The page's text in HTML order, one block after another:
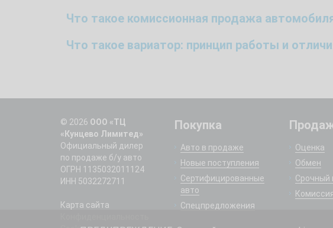
Что такое комиссионная продажа
Что такое вариатор: принцип работы и
© 2026 ООО «ТЦ
«Кунцево Лимитед»
Официальный дилер
по продаже б/у авто
ОГРН 1135032011124
ИНН 5032272711
Карта сайта
Покупка
Авто в продаже
Новые поступления
Сертифицированные
авто
Спецпредложения
Оценка
Обмен
Срочный